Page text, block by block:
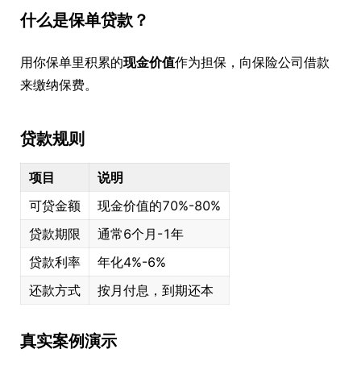
什么是保单贷款？
用你保单里积累的现金价值作为担保，向保险公司借款
来缴纳保费。
贷款规则
项目
说明
可贷金额
现金价值的70%-80%
贷款期限
通常6个月-1年
贷款利率
年化4%-6%
还款方式
按月付息，到期还本
真实案例演示